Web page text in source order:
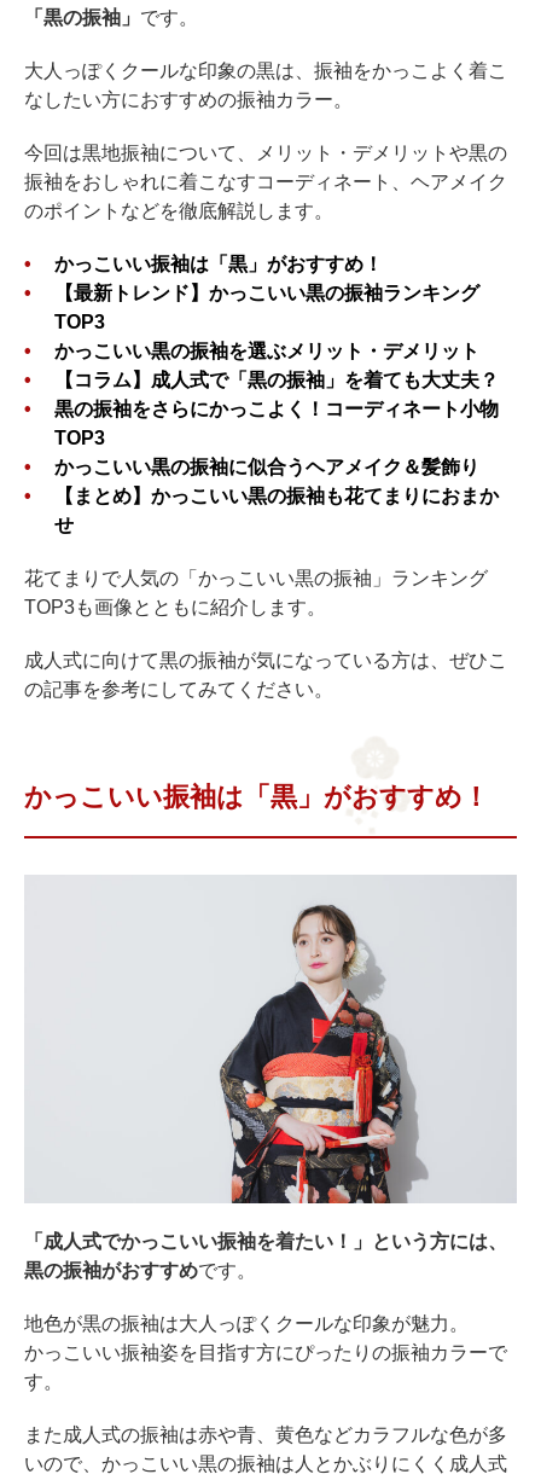
「黒の振袖」 です。
大人っぽくクールな印象の黒は、振袖をかっこよく着こ
なしたい方におすすめの振袖カラー。
今回は黒地振袖について、メリット・デメリットや黒の
振袖をおしゃれに着こなすコーディネート、ヘアメイク
のポイントなどを徹底解説します。
かっこいい振袖は「黒」がおすすめ！
【最新トレンド】かっこいい黒の振袖ランキング
TOP3
かっこいい黒の振袖を選ぶメリット・デメリット
【コラム】成人式で「黒の振袖」を着ても大丈夫？
黒の振袖をさらにかっこよく！コーディネート小物
TOP3
かっこいい黒の振袖に似合うヘアメイク＆髪飾り
【まとめ】かっこいい黒の振袖も花てまりにおまか
せ
花てまりで人気の「かっこいい黒の振袖」ランキング
TOP3も画像とともに紹介します。
成人式に向けて黒の振袖が気になっている方は、ぜひこ
の記事を参考にしてみてください。
かっこいい振袖は「黒」がおすすめ！
「成人式でかっこいい振袖を着たい！」という方には、
黒の振袖がおすすめです。
地色が黒の振袖は大人っぽくクールな印象が魅力。
かっこいい振袖姿を目指す方にぴったりの振袖カラーで
す。
また成人式の振袖は赤や青、黄色などカラフルな色が多
いので、かっこいい黒の振袖は人とかぶりにくく成人式